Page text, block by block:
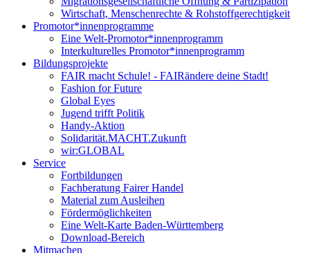
Wirtschaft, Menschenrechte & Rohstoffgerechtigkeit
Promotor*innen­programme
Eine Welt-Promotor*innenprogramm
Interkulturelles Promotor*innenprogramm
Bildungsprojekte
FAIR macht Schule! - FAIRändere deine Stadt!
Fashion for Future
Global Eyes
Jugend trifft Politik
Handy-Aktion
Solidarität.MACHT.Zukunft
wir:GLOBAL
Service
Fortbildungen
Fachberatung Fairer Handel
Material zum Ausleihen
Fördermöglichkeiten
Eine Welt-Karte Baden-Württemberg
Download-Bereich
Mitmachen